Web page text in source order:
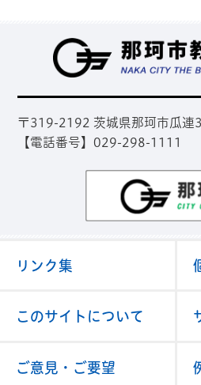
〒319-2192 茨城県那珂市瓜連
【電話番号】029-298-1111
リンク集
このサイトについて
ご意見・ご要望